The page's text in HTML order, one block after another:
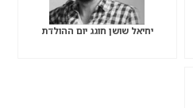
יחיאל שושן חוגג יום ההולדת